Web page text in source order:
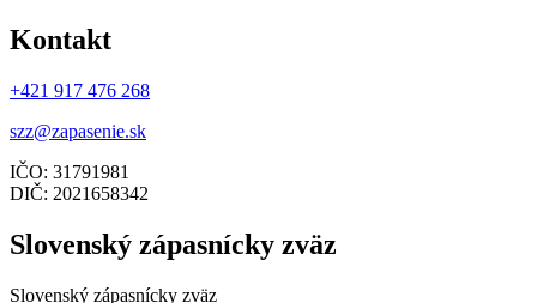
Kontakt
+421 917 476 268
szz@zapasenie.sk
IČO: 31791981
DIČ: 2021658342
Slovenský zápasnícky zväz
Slovenský zápasnícky zväz